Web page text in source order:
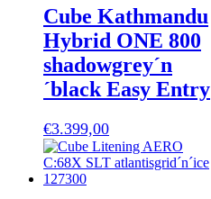
Cube Kathmandu
Hybrid ONE 800
shadowgrey´n
´black Easy Entry
€3.399,00